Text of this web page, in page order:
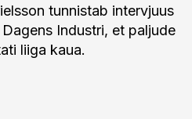
tunnistab intervjuus
Industri, et paljude
liiga kaua.